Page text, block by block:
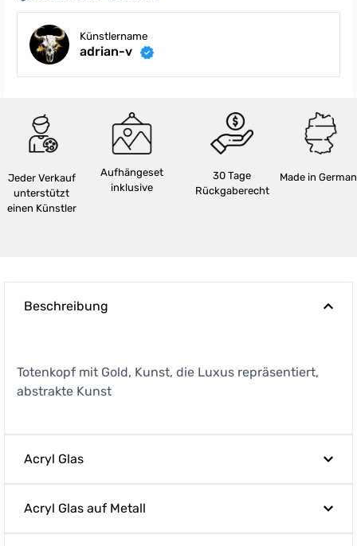
Künstlername
adrian-v
Jeder Verkauf
unterstützt
einen Künstler
Aufhängeset
inklusive
30 Tage
Rückgaberecht
Made in
Beschreibung
Totenkopf mit Gold, Kunst, die Luxus repräsentiert,
abstrakte Kunst
Acryl Glas
Acryl Glas auf Metall